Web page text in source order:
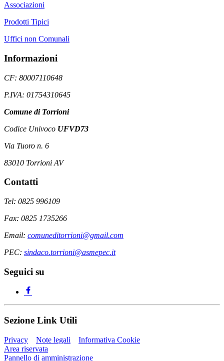
Associazioni
Prodotti Tipici
Uffici non Comunali
Informazioni
CF: 80007110648
P.IVA: 01754310645
Comune di Torrioni
Codice Univoco UFVD73
Via Tuoro n. 6
83010 Torrioni AV
Contatti
Tel: 0825 996109
Fax: 0825 1735266
Email: comuneditorrioni@gmail.com
PEC: sindaco.torrioni@asmepec.it
Seguici su
Sezione Link Utili
Privacy Note legali
Informativa Cookie
Area riservata
Pannello di amministrazione